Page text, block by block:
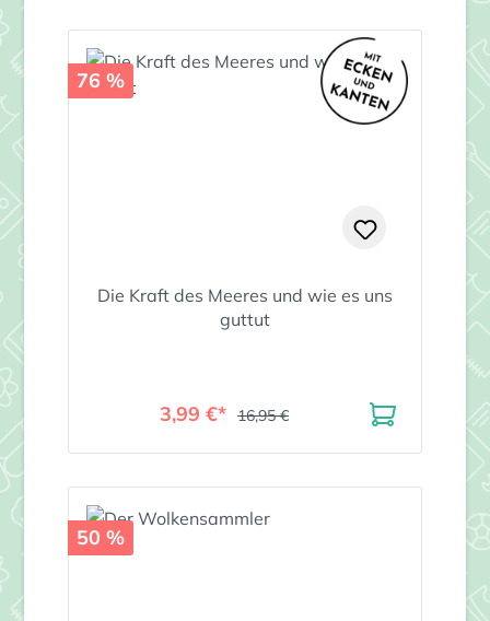
76 %
Die Kraft des Meeres und wie es uns
guttut
3,99 €* 16,95 €
50 %